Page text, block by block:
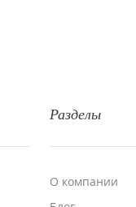
Разделы
О компании